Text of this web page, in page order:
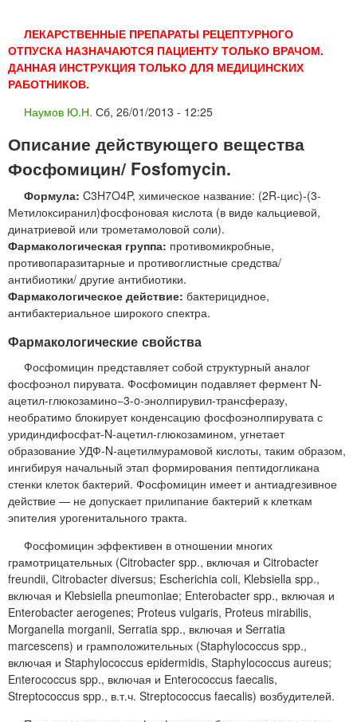
ЛЕКАРСТВЕННЫЕ ПРЕПАРАТЫ РЕЦЕПТУРНОГО
ОТПУСКА НАЗНАЧАЮТСЯ ПАЦИЕНТУ ТОЛЬКО ВРАЧОМ.
ДАННАЯ ИНСТРУКЦИЯ ТОЛЬКО ДЛЯ МЕДИЦИНСКИХ
РАБОТНИКОВ.
Наумов Ю.Н. Сб, 26/01/2013 - 12:25
Описание действующего вещества
Фосфомицин/ Fosfomycin.
Формула: C3H7O4P, химическое название: (2R-цис)-(3-
Метилоксиранил)фосфоновая кислота (в виде кальциевой,
динатриевой или трометамоловой соли).
Фармакологическая группа: противомикробные,
противопаразитарные и противоглистные средства/
антибиотики/ другие антибиотики.
Фармакологическое действие: бактерицидное,
антибактериальное широкого спектра.
Фармакологические свойства
Фосфомицин представляет собой структурный аналог
фосфоэнол пирувата. Фосфомицин подавляет фермент N-
ацетил-глюкозамино−3-o-энолпирувил-трансферазу,
необратимо блокирует конденсацию фосфоэнолпирувата с
уридиндифосфат-N-ацетил-глюкозамином, угнетает
образование УДФ-N-ацетилмурамовой кислоты, таким образом,
ингибируя начальный этап формирования пептидогликана
стенки клеток бактерий. Фосфомицин имеет и антиадгезивное
действие — не допускает прилипание бактерий к клеткам
эпителия урогенитального тракта.
Фосфомицин эффективен в отношении многих
грамотрицательных (Citrobacter spp., включая и Citrobacter
freundii, Citrobacter diversus; Escherichia coli, Klebsiella spp.,
включая и Klebsiella pneumoniae; Enterobacter spp., включая и
Enterobacter aerogenes; Proteus vulgaris, Proteus mirabilis,
Morganella morganii, Serratia spp., включая и Serratia
marcescens) и грамположительных (Staphylococcus spp.,
включая и Staphylococcus epidermidis, Staphylococcus aureus;
Enterococcus spp., включая и Enterococcus faecalis,
Streptococcus spp., в.т.ч. Streptococcus faecalis) возбудителей.